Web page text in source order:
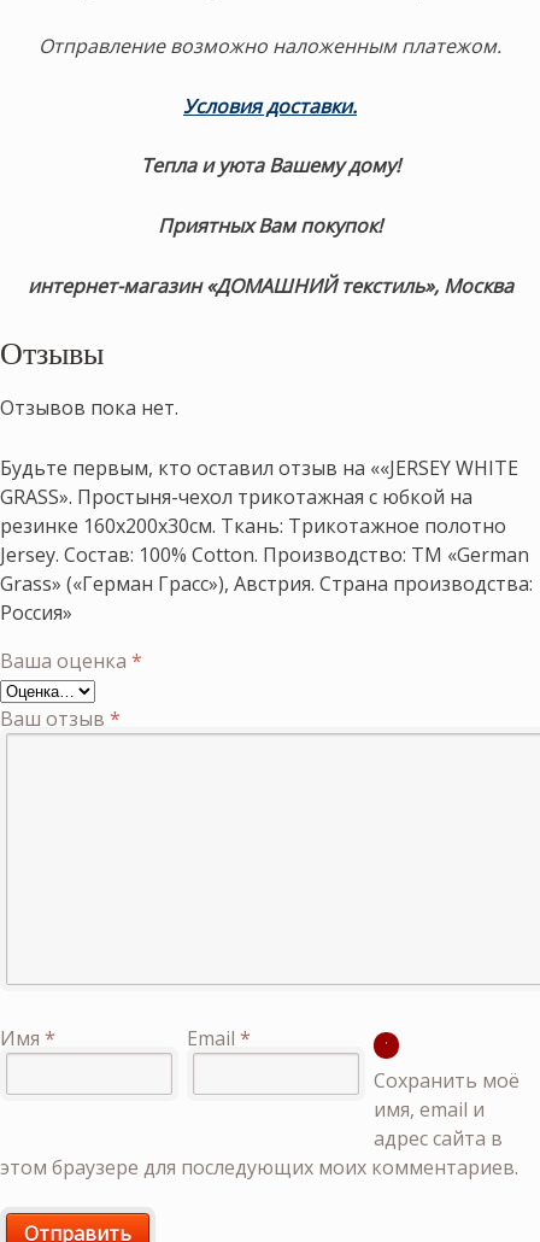
Отправление возможно наложенным платежом.
Условия доставки.
Тепла и уюта Вашему дому!
Приятных Вам покупок!
интернет-магазин «ДОМАШНИЙ текстиль», Москва
Отзывы
Отзывов пока нет.
Будьте первым, кто оставил отзыв на ««JERSEY WHITE
GRASS». Простыня-чехол трикотажная с юбкой на
резинке 160х200х30см. Ткань: Трикотажное полотно
Jersey. Состав: 100% Cotton. Производство: ТМ «German
Grass» («Герман Грасс»), Австрия. Страна производства:
Россия»
Ваша оценка *
Ваш отзыв *
Имя * Email *
Сохранить моё
имя, email и
адрес сайта в
этом браузере для последующих моих комментариев.